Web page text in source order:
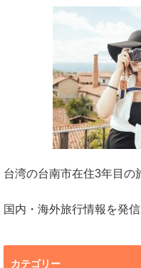
台湾の台南市在住3年目の
国内・海外旅行情報を発信
カテゴリー